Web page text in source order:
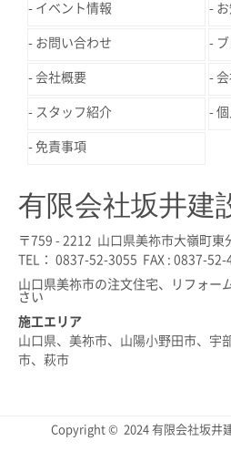
イベント情報
お問い合わせ
会社概要 会
スタッフ紹介
免責事項
有限会社坂井建
〒759 - 2212 山口県美祢市大嶺町東
TEL： 0837-52-3055 FAX : 0837-52-
山口県美祢市の注文住宅、リフォー
さい
施工エリア
山口県、美祢市、山陽小野田市、宇
市、萩市
Copyright © 2024 有限会社坂井